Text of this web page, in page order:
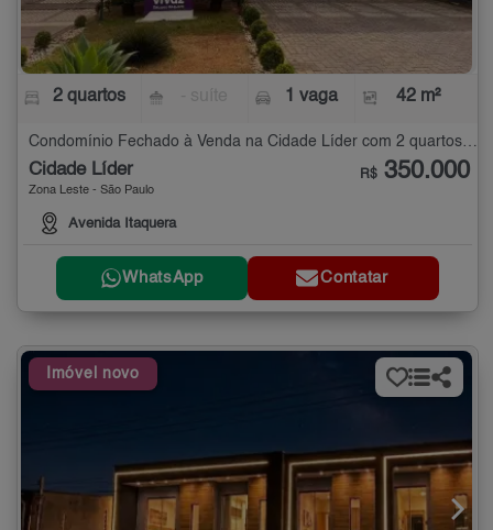
2 quartos 1 vaga 42 m²
Condomínio Fechado à Venda na Cidade Líder com 2 quartos - 42 m²
Cidade Líder
Zona Leste - São Paulo
Avenida Itaquera
R$ 350.000
WhatsApp Contatar
Imóvel novo